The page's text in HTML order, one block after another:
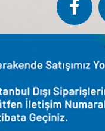
KOVA 8 KG
₺
EKLE